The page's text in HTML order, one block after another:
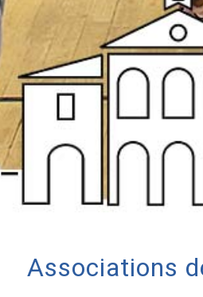
Associations